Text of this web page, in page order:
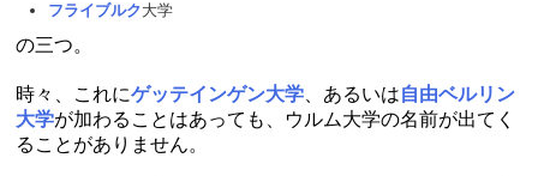
フライブルク大学
の三つ。
時々、これにゲッテインゲン大学 、あるいは自由ベルリン
大学が加わることはあっても、ウルム大学の名前が出てく
ることがありません。